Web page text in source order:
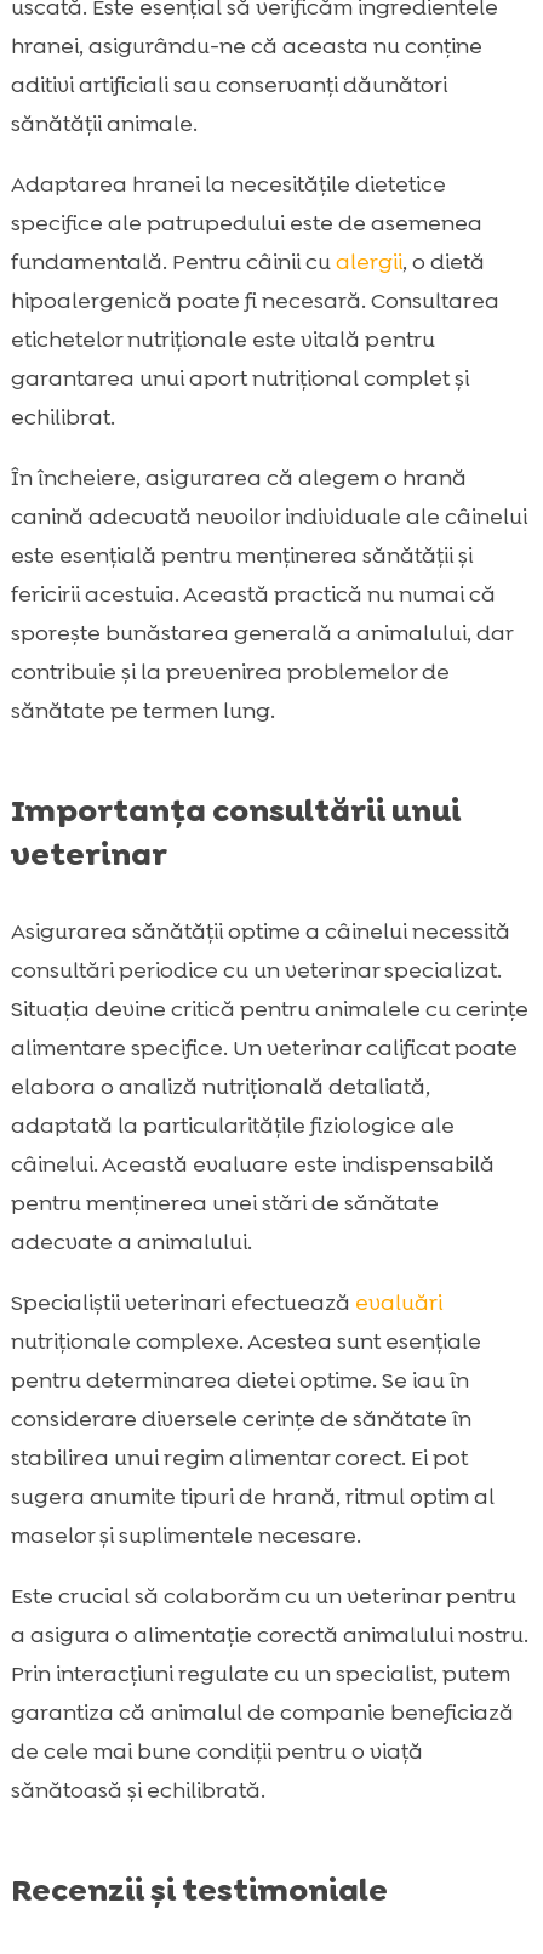
uscată. Este esențial să verificăm ingredientele
hranei, asigurându-ne că aceasta nu conține
aditivi artificiali sau conservanți dăunători
sănătății animale.
Adaptarea hranei la necesitățile dietetice
specifice ale patrupedului este de asemenea
fundamentală. Pentru câinii cualergii, o dietă
hipoalergenică poate fi necesară. Consultarea
etichetelor nutriționale este vitală pentru
garantarea unui aport nutrițional complet și
echilibrat.
În încheiere, asigurarea că alegem o hrană
canină adecvată nevoilor individuale ale câinelui
este esențială pentru menținerea sănătății și
fericirii acestuia. Această practică nu numai că
sporește bunăstarea generală a animalului, dar
contribuie și la prevenirea problemelor de
sănătate pe termen lung.
Importanța consultării unui
veterinar
Asigurarea sănătății optime a câinelui necessită
consultări periodice cu un veterinar specializat.
Situația devine critică pentru animalele cu cerințe
alimentare specifice. Un veterinar calificat poate
elabora o analiză nutrițională detaliată,
adaptată la particularitățile fiziologice ale
câinelui. Această evaluare este indispensabilă
pentru menținerea unei stări de sănătate
adecvate a animalului.
Specialiștii veterinari efectuează evaluări
nutriționale complexe. Acestea sunt esențiale
pentru determinarea dietei optime. Se iau în
considerare diversele cerințe de sănătate în
stabilirea unui regim alimentar corect. Ei pot
sugera anumite tipuri de hrană, ritmul optim al
maselor și suplimentele necesare.
Este crucial să colaborăm cu un veterinar pentru
a asigura o alimentație corectă animalului nostru.
Prin interacțiuni regulate cu un specialist, putem
garantiza că animalul de companie beneficiază
de cele mai bune condiții pentru o viață
sănătoasă și echilibrată.
Recenzii și testimoniale